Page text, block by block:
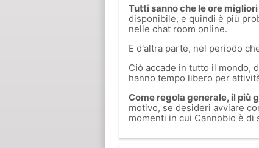
Tutti sanno che le ore
disponibile, e quindi è più
nelle chat room online.
E d'altra parte, nel periodo
Ciò accade in tutto il mondo,
hanno tempo libero per
Come regola generale, il più
motivo, se desideri avviare
momenti in cui Cannobio è di